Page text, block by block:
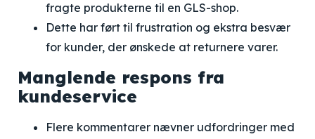
fragte produkterne til en GLS-shop.
Dette har ført til frustration og ekstra besvær
for kunder, der ønskede at returnere varer.
Manglende respons fra
kundeservice
Flere kommentarer nævner udfordringer med